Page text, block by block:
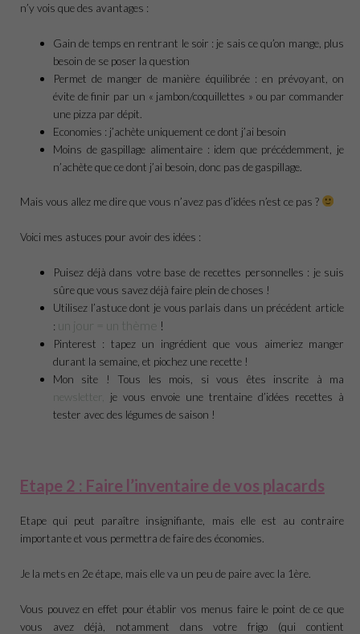
n’y vois que des avantages :
Gain de temps en rentrant le soir : je sais ce qu’on mange, plus
besoin de se poser la question
Permet de manger de manière équilibrée : en prévoyant, on
évite de finir par un « jambon/coquillettes » ou par commander
une pizza par dépit.
Economies : j’achète uniquement ce dont j’ai besoin
Moins de gaspillage alimentaire : idem que précédemment, je
n’achète que ce dont j’ai besoin, donc pas de gaspillage.
Mais vous allez me dire que vous n’avez pas d’idées n’est ce pas ?
Voici mes astuces pour avoir des idées :
Puisez déjà dans votre base de recettes personnelles : je suis
sûre que vous savez déjà faire plein de choses !
Utilisez l’astuce dont je vous parlais dans un précédent article
: un jour = un thème !
Pinterest : tapez un ingrédient que vous aimeriez manger
durant la semaine, et piochez une recette !
Mon site ! Tous les mois, si vous êtes inscrite à ma
newsletter,
je vous envoie une trentaine d’idées recettes à
tester avec des légumes de saison !
Etape 2 : Faire l’inventaire de vos placards
Etape qui peut paraître insignifiante, mais elle est au contraire
importante et vous permettra de faire des économies.
Je la mets en 2e étape, mais elle va un peu de paire avec la 1ère.
Vous pouvez en effet pour établir vos menus faire le point de ce que
vous avez déjà, notamment dans votre frigo (qui contient